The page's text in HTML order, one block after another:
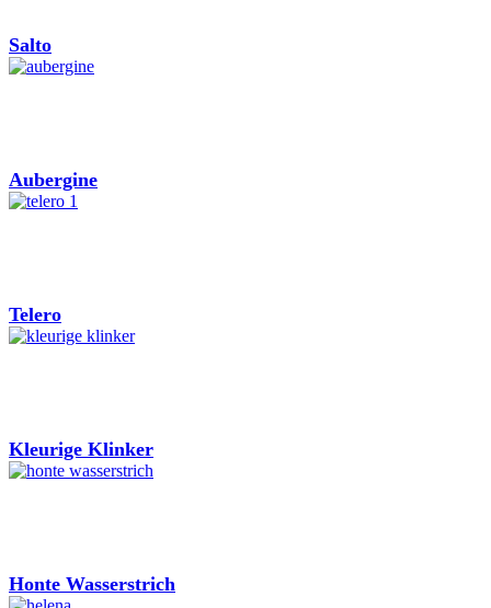
Salto
Aubergine
Telero
Kleurige Klinker
Honte Wasserstrich